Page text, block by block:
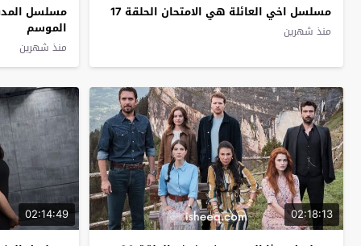
مسلسل اخي العائلة هي الامتحان الحلقة 17
منذ شهرين الموسم
منذ شهرين
02:18:13
02:14:49